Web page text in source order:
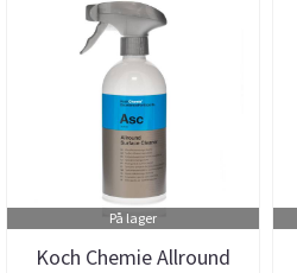
På lager
Koch Chemie Allround